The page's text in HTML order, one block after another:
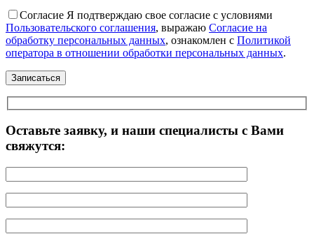
Согласие Я подтверждаю свое согласие с условиями
Пользовательского соглашения, выражаю Согласие на
обработку персональных данных, ознакомлен с Политикой
оператора в отношении обработки персональных данных.
Оставьте заявку, и наши специалисты с Вами
свяжутся: